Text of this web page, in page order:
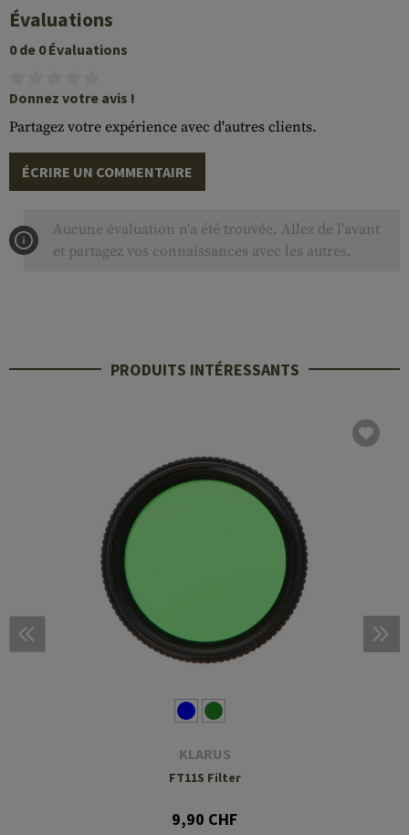
Évaluations
0 de 0 Évaluations
Donnez votre avis !
Partagez votre expérience avec d'autres clients.
ÉCRIRE UN COMMENTAIRE
Aucune évaluation n'a été trouvée. Allez de l'avant
et partagez vos connaissances avec les autres.
PRODUITS INTÉRESSANTS
KLARUS
FT11S Filter
9,90 CHF